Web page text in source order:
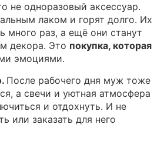
не одноразовый аксессуар.
лаком и горят долго. Их
много раз, а ещё они станут
декора. Это покупка, которая
эмоциями.
После рабочего дня муж тоже
а свечи и уютная атмосфера
и отдохнуть. И не
или заказать для него